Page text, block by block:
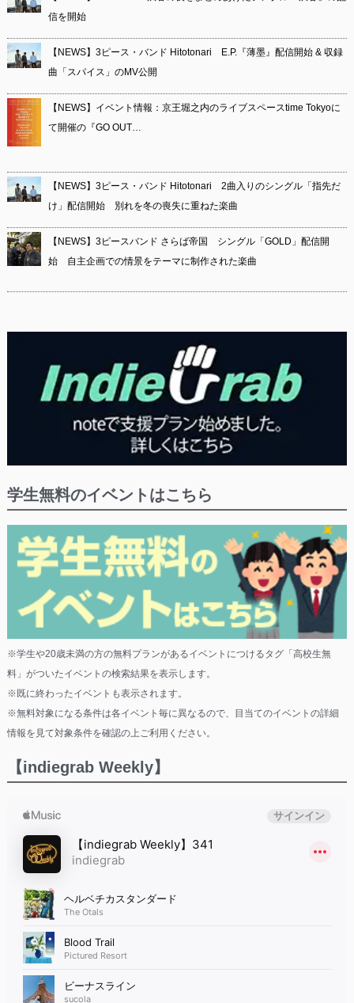
信を開始
【NEWS】3ピース・バンド Hitotonari E.P.『薄墨』配信開始 & 収録
曲「スパイス」のMV公開
【NEWS】イベント情報：京王堀之内のライブスペースtime Tokyoに
て開催の『GO OUT…
【NEWS】3ピース・バンド Hitotonari 2曲入りのシングル「指先だ
け」配信開始 別れを冬の喪失に重ねた楽曲
【NEWS】3ピースバンド さらば帝国 シングル「GOLD」配信開
始 自主企画での情景をテーマに制作された楽曲
学生無料のイベントはこちら
※学生や20歳未満の方の無料プランがあるイベントにつけるタグ「高校生無
料」がついたイベントの検索結果を表示します。
※既に終わったイベントも表示されます。
※無料対象になる条件は各イベント毎に異なるので、目当てのイベントの詳細
情報を見て対象条件を確認の上ご利用ください。
【indiegrab Weekly】